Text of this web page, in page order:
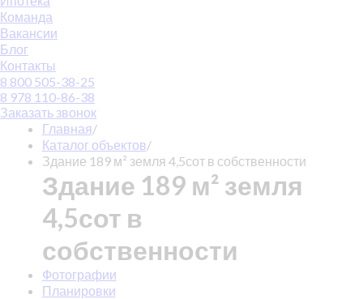
Команда
Вакансии
Блог
Контакты
8 800 505-38-25
8 978 110-86-38
Заказать звонок
Главная/
Каталог объектов/
Здание 189 м² земля 4,5сот в собственности
Здание 189 м² земля
4,5сот в
собственности
Фотографии
Планировки